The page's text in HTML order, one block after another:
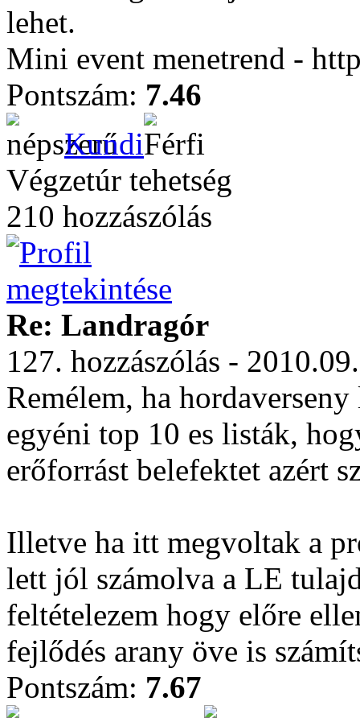
lehet.
Mini event menetrend -
Pontszám: 7.46
Kundi
Végzetúr tehetség
210 hozzászólás
Re: Landragór
127. hozzászólás -
Remélem, ha
egyéni top 10 es listák,
erőforrást belefektet azért
Illetve ha itt megvoltak a
lett jól számolva a LE
feltételezem hogy előre
fejlődés arany öve is
Pontszám: 7.67